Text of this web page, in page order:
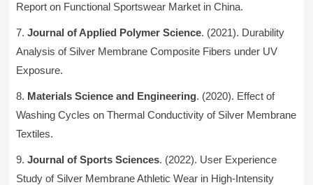
Report on Functional Sportswear Market in China.
Journal of Applied Polymer Science. (2021). Durability
Analysis of Silver Membrane Composite Fibers under UV
Exposure.
Materials Science and Engineering. (2020). Effect of
Washing Cycles on Thermal Conductivity of Silver Membrane
Textiles.
Journal of Sports Sciences. (2022). User Experience
Study of Silver Membrane Athletic Wear in High-Intensity